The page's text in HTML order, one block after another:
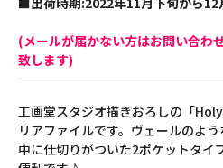
(メールが届かない方はお問い合わ
致します)
工画堂スタジオ描きおろしの「
リアファイルです。ヴェールのよ
中に仕切りがついた2ポケットタイ